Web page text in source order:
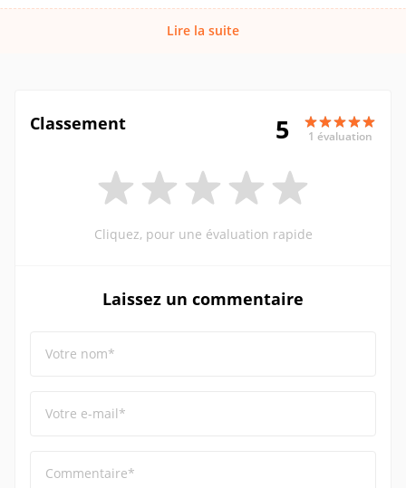
Lire la suite
Classement 5 1 évaluation
Cliquez, pour une évaluation rapide
Laissez un commentaire
Votre nom*
Votre e-mail*
Commentaire*